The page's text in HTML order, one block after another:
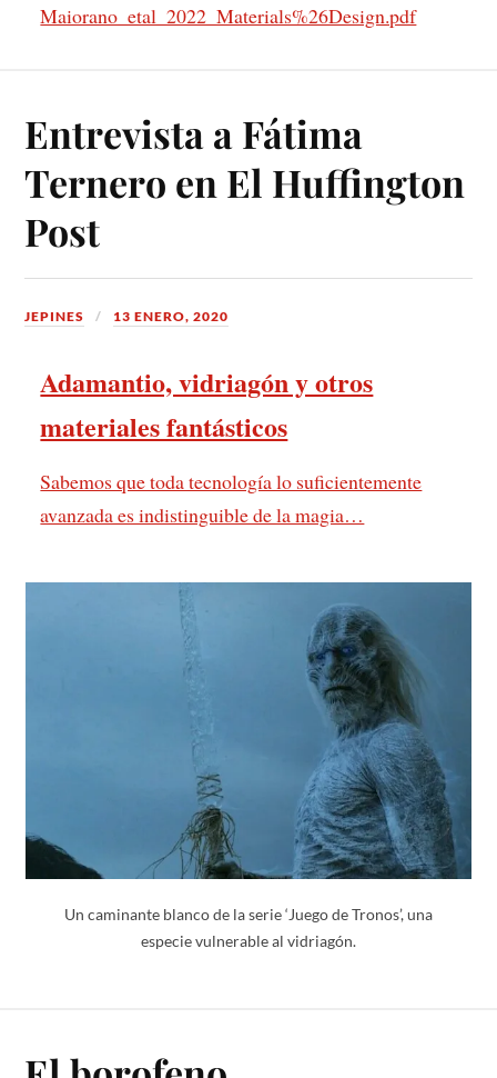
Maiorano_etal_2022_Materials%26Design.pdf
Entrevista a Fátima
Ternero en El Huffington
Post
JEPINES 13 ENERO, 2020
Adamantio, vidriagón y otros
materiales fantásticos
Sabemos que toda tecnología lo suficientemente
avanzada es indistinguible de la magia…
Un caminante blanco de la serie ‘Juego de Tronos’, una
especie vulnerable al vidriagón.